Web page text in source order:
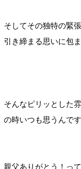
そしてその独特の緊
引き締まる思いに包ま
そんなピリッとした
の時いつも思うんです
親父ありがとう！って